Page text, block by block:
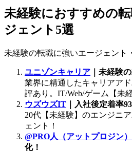
未経験におすすめの
ジェント5選
未経験の転職に強いエージェント
ユニゾンキャリア ｜未経験
業界に精通したキャリアア
評あり。IT/Web/ゲーム【未
ウズウズIT ｜入社後定着率
20代【未経験】のエンジニ
ェント！
@PRO人（アットプロジン）
化！